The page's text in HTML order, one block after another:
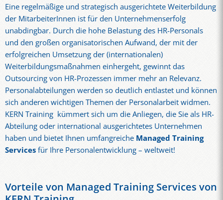
Eine regelmäßige und strategisch ausgerichtete Weiterbildung
der MitarbeiterInnen ist für den Unternehmenserfolg
unabdingbar. Durch die hohe Belastung des HR-Personals
und den großen organisatorischen Aufwand, der mit der
erfolgreichen Umsetzung der (internationalen)
Weiterbildungsmaßnahmen einhergeht, gewinnt das
Outsourcing von HR-Prozessen immer mehr an Relevanz.
Personalabteilungen werden so deutlich entlastet und können
sich anderen wichtigen Themen der Personalarbeit widmen.
KERN Training kümmert sich um die Anliegen, die Sie als HR-
Abteilung oder international ausgerichtetes Unternehmen
haben und bietet Ihnen umfangreiche Managed Training
Servicesfür Ihre Personalentwicklung – weltweit!
Vorteile von Managed Training Services von